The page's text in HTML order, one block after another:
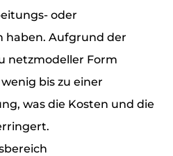
oder
haben. Aufgrund der
netzmodeller Form
bis zu einer
was die Kosten und die